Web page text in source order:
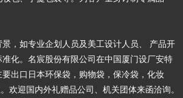
，如专业企划人员及美工设计人员、 产品开
化。名宸股份有限公司在中国厦门设厂安特
要出口日本环保袋，购物袋，保冷袋，化妆
欢迎国内外礼赠品公司、机关团体来函洽询。